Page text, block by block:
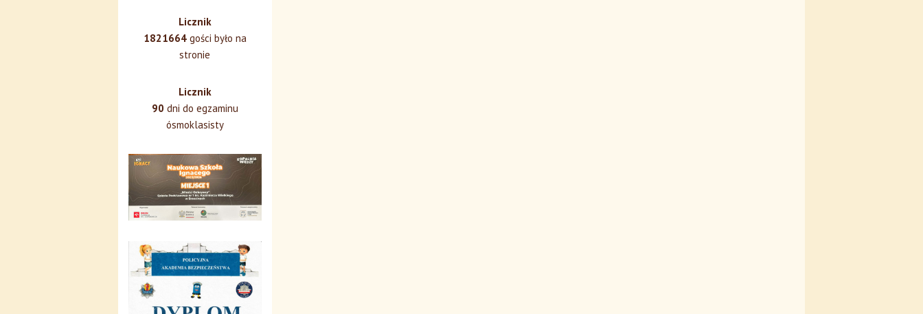
Licznik
1821664gości było na
stronie
Licznik
90 dni do egzaminu
ósmoklasisty